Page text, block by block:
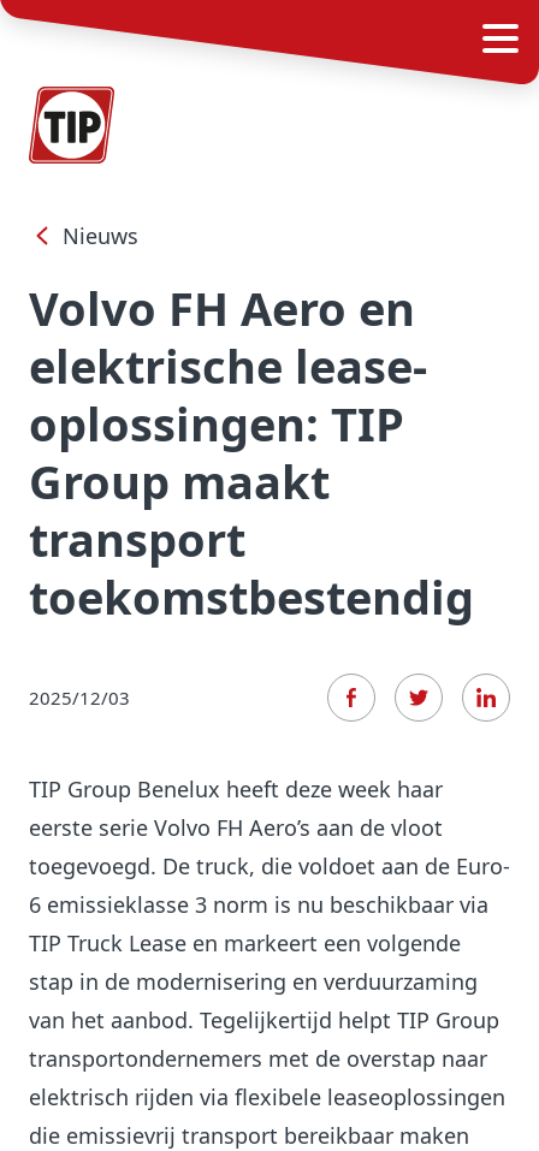
Nieuws
Volvo FH Aero en
elektrische lease-
oplossingen: TIP
Group maakt
transport
toekomstbestendig
2025/12/03
TIP Group Benelux heeft deze week haar
eerste serie Volvo FH Aero’s aan de vloot
toegevoegd. De truck, die voldoet aan de Euro-
6 emissieklasse 3 norm is nu beschikbaar via
TIP Truck Lease en markeert een volgende
stap in de modernisering en verduurzaming
van het aanbod. Tegelijkertijd helpt TIP Group
transportondernemers met de overstap naar
elektrisch rijden via flexibele leaseoplossingen
die emissievrij transport bereikbaar maken